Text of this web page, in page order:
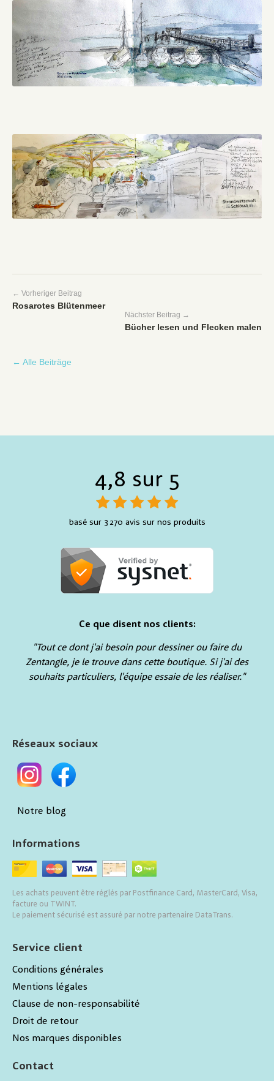
← Vorheriger Beitrag
Rosarotes Blütenmeer
Nächster Beitrag →
Bücher lesen und Flecken malen
← Alle Beiträge
4,8 sur 5
basé sur 3 270 avis sur nos produits
Ce que disent nos clients:
"Tout ce dont j'ai besoin pour dessiner ou faire du
Zentangle, je le trouve dans cette boutique. Si j'ai des
souhaits particuliers, l'équipe essaie de les réaliser."
Contact
Service client
Conditions générales
Mentions légales
Clause de non-responsabilité
Droit de retour
Nos marques disponibles
Informations
Les achats peuvent être réglés par Postfinance Card, MasterCard, Visa,
facture ou TWINT.
Le paiement sécurisé est assuré par notre partenaire DataTrans.
Réseaux sociaux
Notre blog